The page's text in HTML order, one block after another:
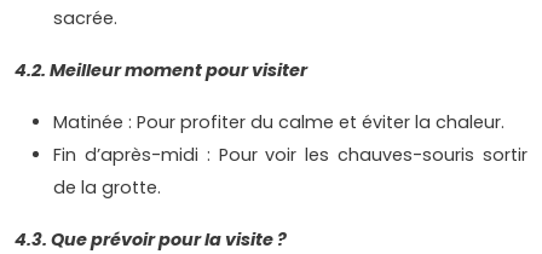
sacrée.
4.2. Meilleur moment pour visiter
Matinée : Pour profiter du calme et éviter la chaleur.
Fin d’après-midi : Pour voir les chauves-souris sortir
de la grotte.
4.3. Que prévoir pour la visite ?